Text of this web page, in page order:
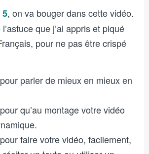
5, on va bouger dans cette vidéo.
que j’ai appris et piqué
pour ne pas être crispé
parler de mieux en mieux en
qu’au montage votre vidéo
faire votre vidéo, facilement,